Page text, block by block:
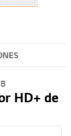
HD+ de